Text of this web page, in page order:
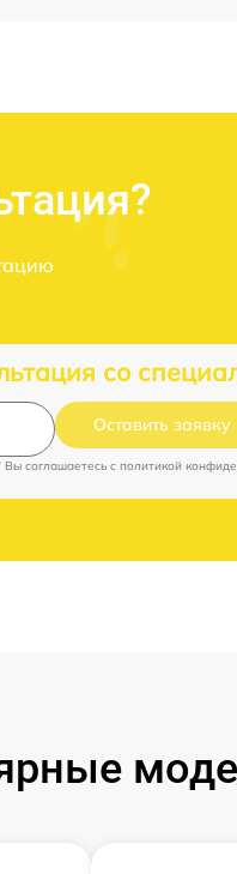
со
Оставить заявку
Вы соглашаетесь c политикой